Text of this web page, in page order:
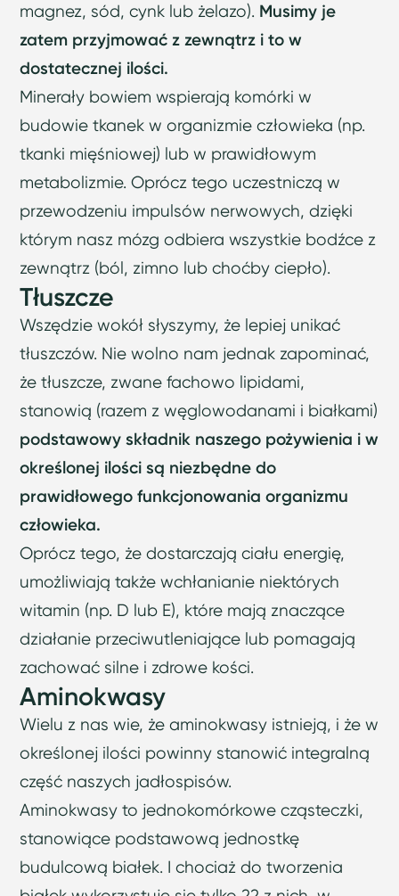
magnez, sód, cynk lub żelazo). Musimy je
zatem przyjmować z zewnątrz i to w
dostatecznej ilości.
Minerały bowiem wspierają komórki w
budowie tkanek w organizmie człowieka (np.
tkanki mięśniowej) lub w prawidłowym
metabolizmie. Oprócz tego uczestniczą w
przewodzeniu impulsów nerwowych, dzięki
którym nasz mózg odbiera wszystkie bodźce z
zewnątrz (ból, zimno lub choćby ciepło).
Tłuszcze
Wszędzie wokół słyszymy, że lepiej unikać
tłuszczów. Nie wolno nam jednak zapominać,
że tłuszcze, zwane fachowo lipidami,
stanowią (razem z węglowodanami i białkami)
podstawowy składnik naszego pożywienia i w
określonej ilości są niezbędne do
prawidłowego funkcjonowania organizmu
człowieka.
Oprócz tego, że dostarczają ciału energię,
umożliwiają także wchłanianie niektórych
witamin (np. D lub E), które mają znaczące
działanie przeciwutleniające lub pomagają
zachować silne i zdrowe kości.
Aminokwasy
Wielu z nas wie, że aminokwasy istnieją, i że w
określonej ilości powinny stanowić integralną
część naszych jadłospisów.
Aminokwasy to jednokomórkowe cząsteczki,
stanowiące podstawową jednostkę
budulcową białek. I chociaż do tworzenia